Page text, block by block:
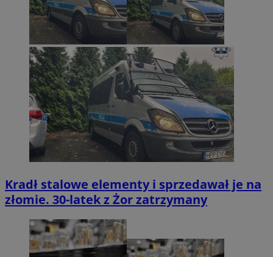
Kradł stalowe elementy i sprzedawał je na
złomie. 30-latek z Żor zatrzymany